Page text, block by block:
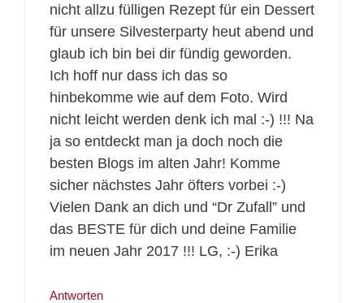
nicht allzu fülligen Rezept für ein Dessert
für unsere Silvesterparty heut abend und
glaub ich bin bei dir fündig geworden.
Ich hoff nur dass ich das so
hinbekomme wie auf dem Foto. Wird
nicht leicht werden denk ich mal :-) !!! Na
ja so entdeckt man ja doch noch die
besten Blogs im alten Jahr! Komme
sicher nächstes Jahr öfters vorbei :-)
Vielen Dank an dich und “Dr Zufall” und
das BESTE für dich und deine Familie
im neuen Jahr 2017 !!! LG, :-) Erika
Antworten